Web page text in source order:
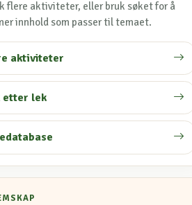
flere aktiviteter, eller bruk søket for å
innhold som passer til temaet.
aktiviteter
etter lek